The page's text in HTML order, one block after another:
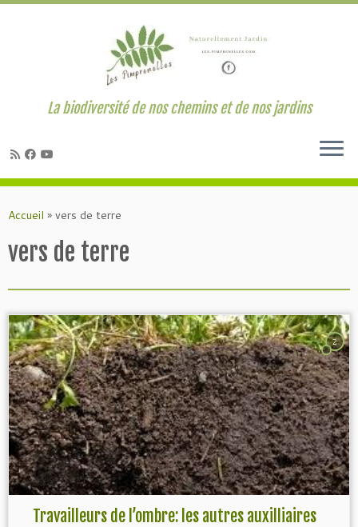
au
La biodiversité de nos chemins et de nos jardins
Accueil » vers de terre
vers de terre
2
Travailleurs de l’ombre: les autres auxilliaires